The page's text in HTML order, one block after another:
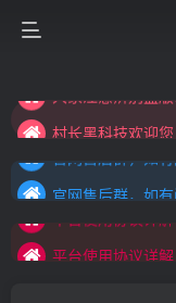
官网售后群，如
官网售后群，如
平台使用协议详
平台使用协议详